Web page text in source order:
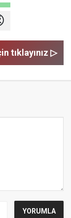
tıklayınız ▷